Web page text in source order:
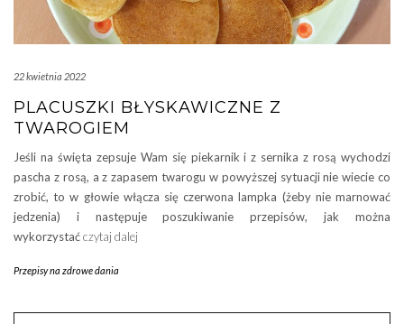
22 kwietnia 2022
PLACUSZKI BŁYSKAWICZNE Z
TWAROGIEM
Jeśli na święta zepsuje Wam się piekarnik i z sernika z rosą wychodzi
pascha z rosą, a z zapasem twarogu w powyższej sytuacji nie wiecie co
zrobić, to w głowie włącza się czerwona lampka (żeby nie marnować
jedzenia) i następuje poszukiwanie przepisów, jak można
wykorzystaćczytaj dalej
Przepisy na zdrowe dania